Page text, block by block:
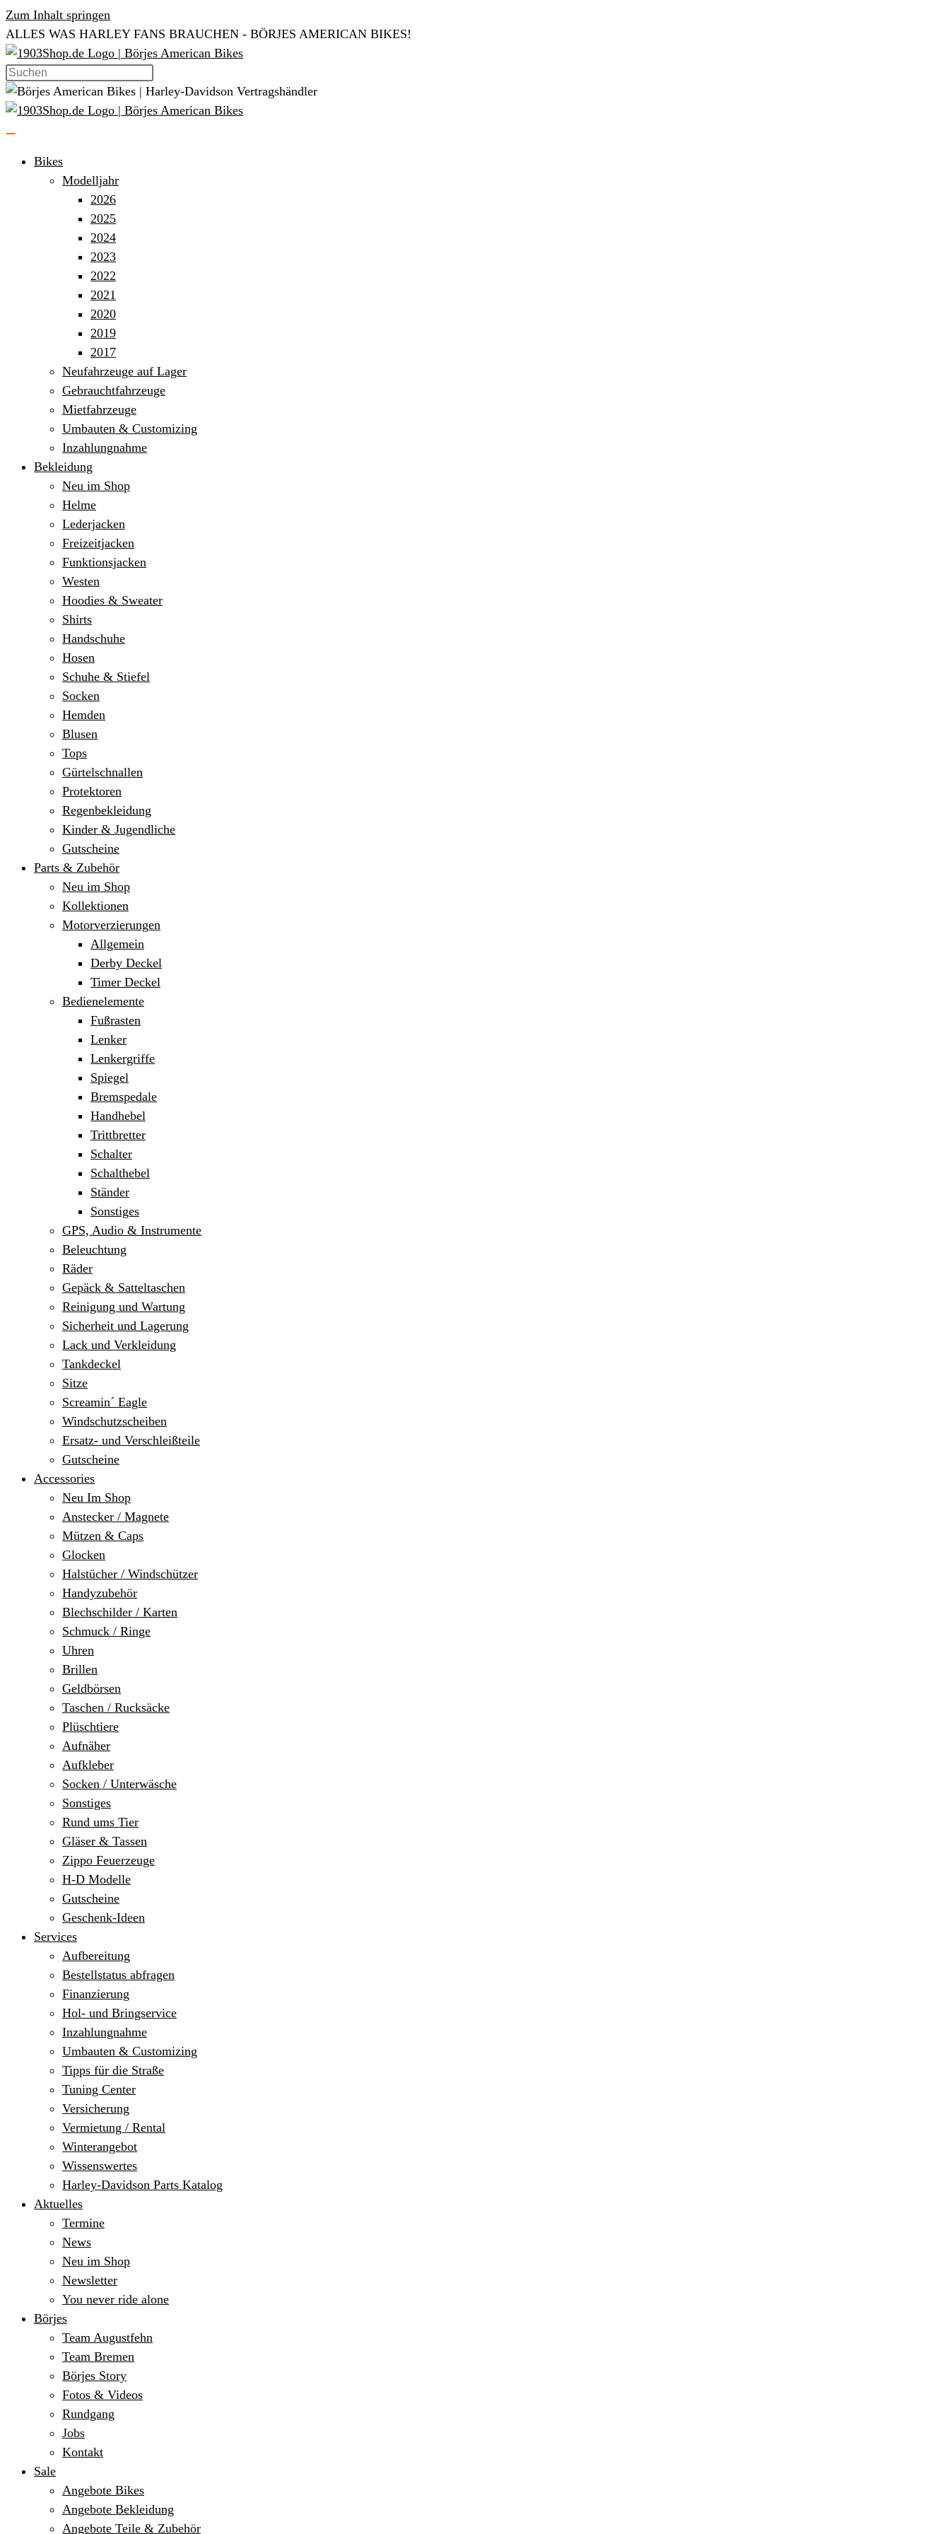
Zum Inhalt springen
ALLES WAS HARLEY FANS BRAUCHEN - BÖRJES AMERICAN BIKES!
Bikes
Modelljahr
2026
2025
2024
2023
2022
2021
2020
2019
2017
Neufahrzeuge auf Lager
Gebrauchtfahrzeuge
Mietfahrzeuge
Umbauten & Customizing
Inzahlungnahme
Bekleidung
Neu im Shop
Helme
Lederjacken
Freizeitjacken
Funktionsjacken
Westen
Hoodies & Sweater
Shirts
Handschuhe
Hosen
Schuhe & Stiefel
Socken
Hemden
Blusen
Tops
Gürtelschnallen
Protektoren
Regenbekleidung
Kinder & Jugendliche
Gutscheine
Parts & Zubehör
Neu im Shop
Kollektionen
Motorverzierungen
Allgemein
Derby Deckel
Timer Deckel
Bedienelemente
Fußrasten
Lenker
Lenkergriffe
Spiegel
Bremspedale
Handhebel
Trittbretter
Schalter
Schalthebel
Ständer
Sonstiges
GPS, Audio & Instrumente
Beleuchtung
Räder
Gepäck & Satteltaschen
Reinigung und Wartung
Sicherheit und Lagerung
Lack und Verkleidung
Tankdeckel
Sitze
Screamin´ Eagle
Windschutzscheiben
Ersatz- und Verschleißteile
Gutscheine
Accessories
Neu Im Shop
Anstecker / Magnete
Mützen & Caps
Glocken
Halstücher / Windschützer
Handyzubehör
Blechschilder / Karten
Schmuck / Ringe
Uhren
Brillen
Geldbörsen
Taschen / Rucksäcke
Plüschtiere
Aufnäher
Aufkleber
Socken / Unterwäsche
Sonstiges
Rund ums Tier
Gläser & Tassen
Zippo Feuerzeuge
H-D Modelle
Gutscheine
Geschenk-Ideen
Services
Aufbereitung
Bestellstatus abfragen
Finanzierung
Hol- und Bringservice
Inzahlungnahme
Umbauten & Customizing
Tipps für die Straße
Tuning Center
Versicherung
Vermietung / Rental
Winterangebot
Wissenswertes
Harley-Davidson Parts Katalog
Aktuelles
Termine
News
Neu im Shop
Newsletter
You never ride alone
Börjes
Team Augustfehn
Team Bremen
Börjes Story
Fotos & Videos
Rundgang
Jobs
Kontakt
Sale
Angebote Bikes
Angebote Bekleidung
Angebote Teile & Zubehör